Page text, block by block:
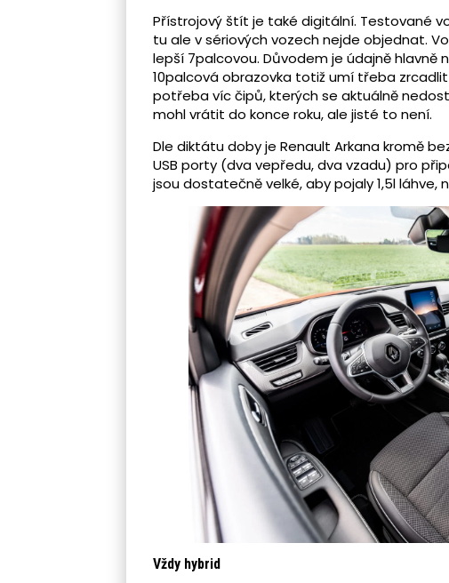
Přístrojový štít je také digitální. Testované
tu ale v sériových vozech nejde objednat.
lepší 7palcovou. Důvodem je údajně
10palcová obrazovka totiž umí třeba
potřeba víc čipů, kterých se aktuálně
mohl vrátit do konce roku, ale jisté to není.
Dle diktátu doby je Renault Arkana kromě
USB porty (dva vepředu, dva vzadu) pro
jsou dostatečně velké, aby pojaly 1,5l
Vždy hybrid